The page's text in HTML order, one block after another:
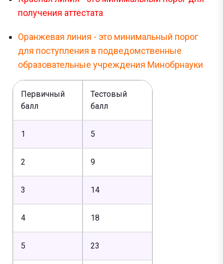
получения аттестата
Оранжевая линия - это минимальный порог
для поступления в подведомственные
образовательные учреждения Минобрнауки
Первичный
балл
Тестовый
балл
1 5
2 9
3 14
4 18
5 23